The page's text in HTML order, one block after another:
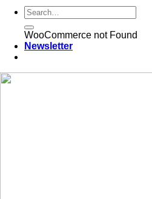
WooCommerce not Found
Newsletter